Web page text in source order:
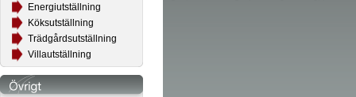
Energiutställning
Köksutställning
Trädgårdsutställning
Villautställning